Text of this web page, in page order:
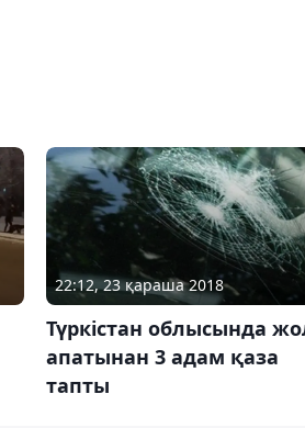
22:12, 23 қараша 2018
Түркістан облысында
апатынан 3 адам қаза
тапты